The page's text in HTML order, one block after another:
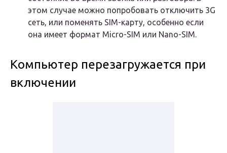
этом случае можно попробовать отключить 3G
сеть, или поменять SIM-карту, особенно если
она имеет формат Micro-SIM или Nano-SIM.
Компьютер перезагружается при
включении